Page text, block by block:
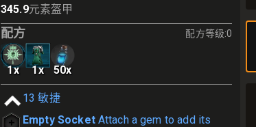
345.9元素盔甲
配方 配方等级:0
1x 1x 50x
13 敏捷
Empty Socket Attach a gem to add its